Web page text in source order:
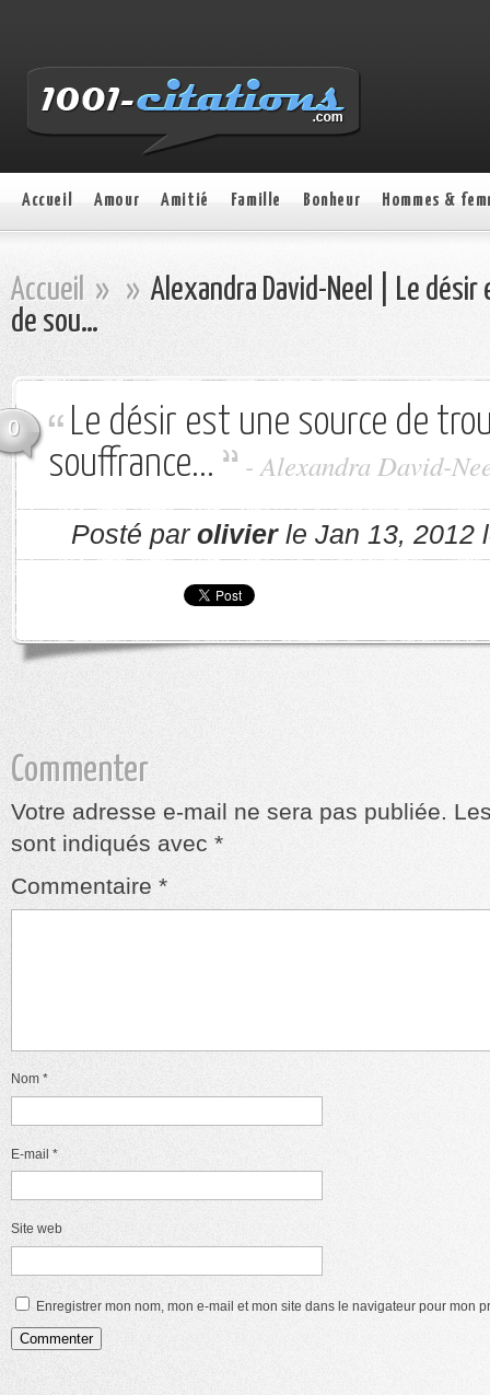
Accueil Amour Amitié Famille Bonheur Hommes &
Accueil » » Alexandra David-Neel | Le
de sou…
0
Le désir est une source de
souffrance...
- Alexandra David-
Posté par olivierle Jan 13, 2012
Commenter
Votre adresse e-mail ne sera pas publiée.
sont indiqués avec *
Commentaire *
Nom *
E-mail *
Site web
Enregistrer mon nom, mon e-mail et mon site dans le navigateur pour mon